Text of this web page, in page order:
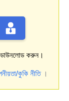
করুন।
কুকি নীতি।